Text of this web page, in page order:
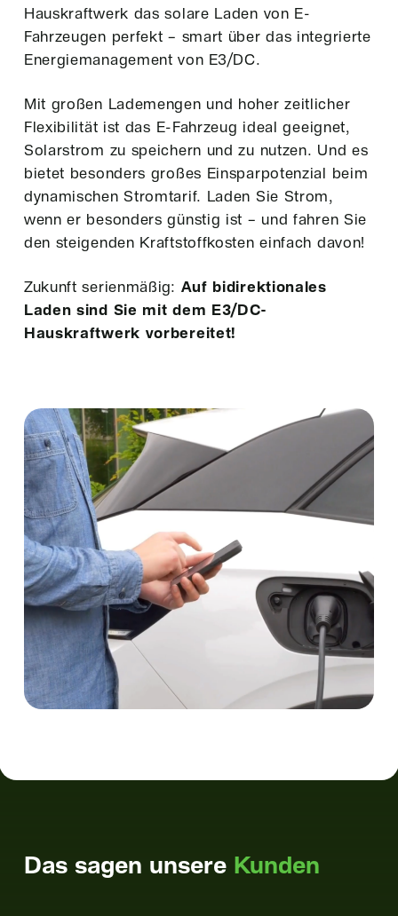
Hauskraftwerk das solare Laden von E-
Fahrzeugen perfekt – smart über das integrierte
Energiemanagement von E3/DC.
Mit großen Lademengen und hoher zeitlicher
Flexibilität ist das E-Fahrzeug ideal geeignet,
Solarstrom zu speichern und zu nutzen. Und es
bietet besonders großes Einsparpotenzial beim
dynamischen Stromtarif. Laden Sie Strom,
wenn er besonders günstig ist – und fahren Sie
den steigenden Kraftstoffkosten einfach davon!
Zukunft serienmäßig: Auf bidirektionales
Laden sind Sie mit dem E3/DC-
Hauskraftwerk vorbereitet!
Das sagen unsere Kunden